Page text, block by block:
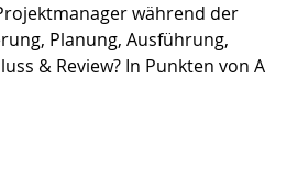
während der
Planung, Ausführung,
& Review? In Punkten von A